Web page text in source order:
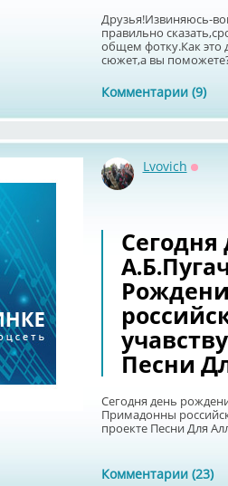
Друзья!Извиняюсь-
правильно
общем фотку.Как это
сюжет,а вы
Комментарии (9)
Lvovich
Песни
Сегодня день
Примадонны
проекте Песни Для
Комментарии (23)